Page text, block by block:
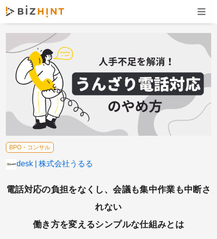
ナビ
電話対応の負担をなくし、会議も集中作業も中断さ
れない
働き方を変えるシンプルな仕組みとは
BPO・コンサル
fondesk 株式会社うるる